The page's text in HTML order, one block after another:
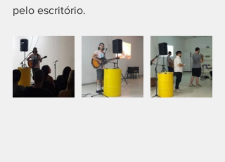
pelo escritório.